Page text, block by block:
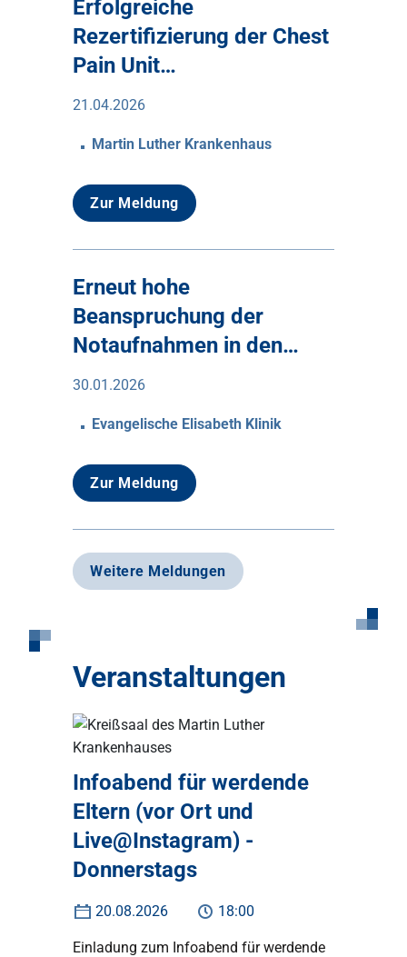
Erfolgreiche
Rezertifizierung der Chest
Pain Unit…
21.04.2026
Martin Luther Krankenhaus
Zur Meldung
Erneut hohe
Beanspruchung der
Notaufnahmen in den…
30.01.2026
Evangelische Elisabeth Klinik
Zur Meldung
Weitere Meldungen
Veranstaltungen
Infoabend für werdende
Eltern (vor Ort und
Live@Instagram) -
Donnerstags
20.08.2026 18:00
Einladung zum Infoabend für werdende